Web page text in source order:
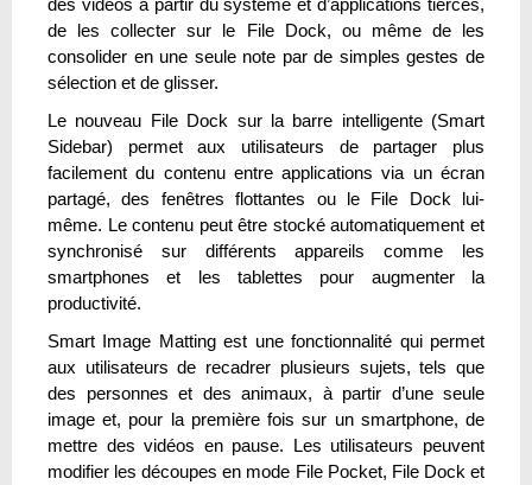
de les collecter sur le File Dock, ou même de les
consolider en une seule note par de simples gestes de
sélection et de glisser.
Le nouveau File Dock sur la barre intelligente (Smart
Sidebar) permet aux utilisateurs de partager plus
facilement du contenu entre applications via un écran
partagé, des fenêtres flottantes ou le File Dock lui-
même. Le contenu peut être stocké automatiquement et
synchronisé sur différents appareils comme les
smartphones et les tablettes pour augmenter la
productivité.
Smart Image Matting est une fonctionnalité qui permet
aux utilisateurs de recadrer plusieurs sujets, tels que
des personnes et des animaux, à partir d’une seule
image et, pour la première fois sur un smartphone, de
mettre des vidéos en pause. Les utilisateurs peuvent
modifier les découpes en mode File Pocket, File Dock et